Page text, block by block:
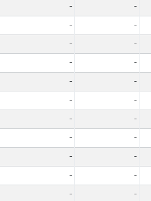
- -
- -
- -
- -
- -
- -
- -
- -
- -
- -
- -